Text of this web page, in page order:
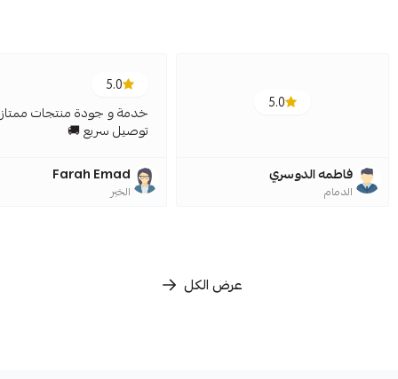
5.0
فاطمه الدوسري
الدمام
5.0
خدمة و جودة منتجات
توصيل سريع 🚚
Farah Emad
الخبر
عرض الكل